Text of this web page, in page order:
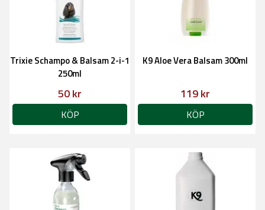
Trixie Schampo & Balsam 2-i-1
250ml
50 kr
KÖP
K9 Aloe Vera Balsam 300ml
119 kr
KÖP